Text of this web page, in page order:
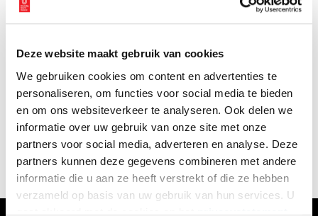
Deze website maakt gebruik van cookies
We gebruiken cookies om content en advertenties te
personaliseren, om functies voor social media te bieden
en om ons websiteverkeer te analyseren. Ook delen we
informatie over uw gebruik van onze site met onze
partners voor social media, adverteren en analyse. Deze
partners kunnen deze gegevens combineren met andere
informatie die u aan ze heeft verstrekt of die ze hebben
verzameld op basis van uw gebruik van hun services. U
Welke plaats vind jij het meest kenmerkend voor Noord-
Holland? ‘Van de pont over de Markervaart stap je in De
Woude bijna in een andere wereld,’ vertelt Erik Luik. Het dorpje
De Woude is de plek waar hij ons graag mee heen neemt. Een
dromerig eilandje aan de rand van het Alkmaardermeer. Met
weidse vergezichten en een bijzonder natuurgebied. Alsof de
tijd hier stil heeft gestaan.